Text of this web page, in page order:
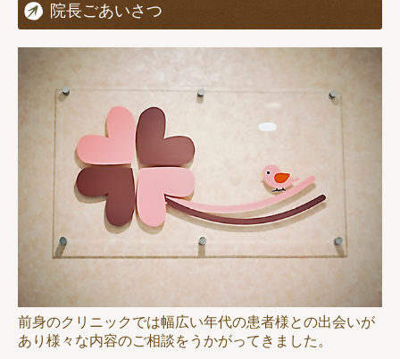
院長ごあいさつ
前身のクリニックでは幅広い年代の患者様との出会いが
あり様々な内容のご相談をうかがってきました。